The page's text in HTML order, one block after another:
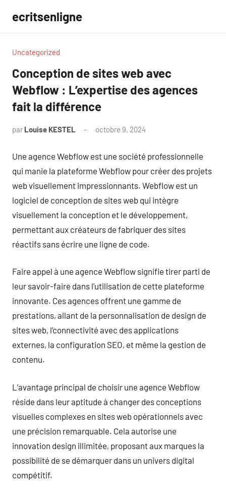
contenu
ecritsenligne
Uncategorized
Conception de sites web avec
Webflow : L’expertise des agences
fait la différence
par Louise KESTEL octobre 9, 2024
Une agence Webflow est une société professionnelle
qui manie la plateforme Webflow pour créer des projets
web visuellement impressionnants. Webflow est un
logiciel de conception de sites web qui intègre
visuellement la conception et le développement,
permettant aux créateurs de fabriquer des sites
réactifs sans écrire une ligne de code.
Faire appel à une agence Webflow signifie tirer parti de
leur savoir-faire dans l’utilisation de cette plateforme
innovante. Ces agences offrent une gamme de
prestations, allant de la personnalisation de design de
sites web, l’connectivité avec des applications
externes, la configuration SEO, et même la gestion de
contenu.
L’avantage principal de choisir une agence Webflow
réside dans leur aptitude à changer des conceptions
visuelles complexes en sites web opérationnels avec
une précision remarquable. Cela autorise une
innovation design illimitée, proposant aux marques la
possibilité de se démarquer dans un univers digital
compétitif.